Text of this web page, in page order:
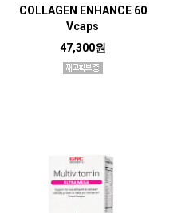
COLLAGEN ENHANCE 60
Vcaps
47,300원